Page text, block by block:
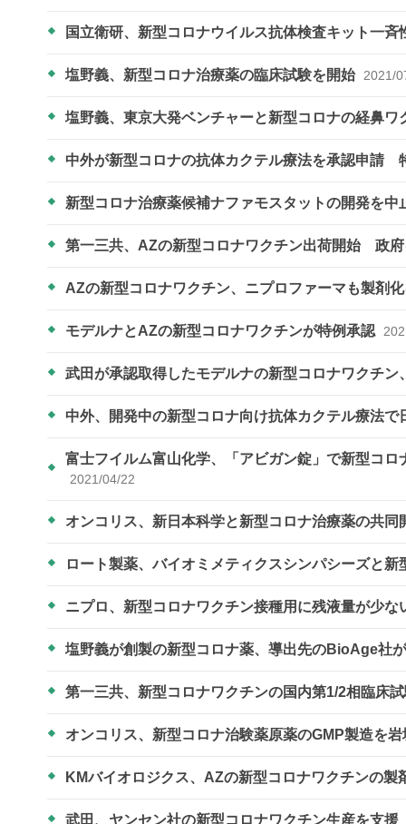
国立衛研、新型コロナウイルス抗体検査キット一
塩野義、新型コロナ治療薬の臨床試験を開始 2021/
塩野義、東京大発ベンチャーと新型コロナの経鼻
中外が新型コロナの抗体カクテル療法を承認申請
新型コロナ治療薬候補ナファモスタットの開発を
第一三共、AZの新型コロナワクチン出荷開始 政
AZの新型コロナワクチン、ニプロファーマも製剤
モデルナとAZの新型コロナワクチンが特例承認
武田が承認取得したモデルナの新型コロナワクチ
中外、開発中の新型コロナ向け抗体カクテル療法
富士フイルム富山化学、「アビガン錠」で新型コ
2021/04/22
オンコリス、新日本科学と新型コロナ治療薬の共同
ロート製薬、バイオミメティクスシンパシーズと
ニプロ、新型コロナワクチン接種用に残液量が少
塩野義が創製の新型コロナ薬、導出先のBioAge社
第一三共、新型コロナワクチンの国内第1/2相臨床
オンコリス、新型コロナ治験薬原薬のGMP製造を
KMバイオロジクス、AZの新型コロナワクチンの製
武田、ヤンセン社の新型コロナワクチン生産を支